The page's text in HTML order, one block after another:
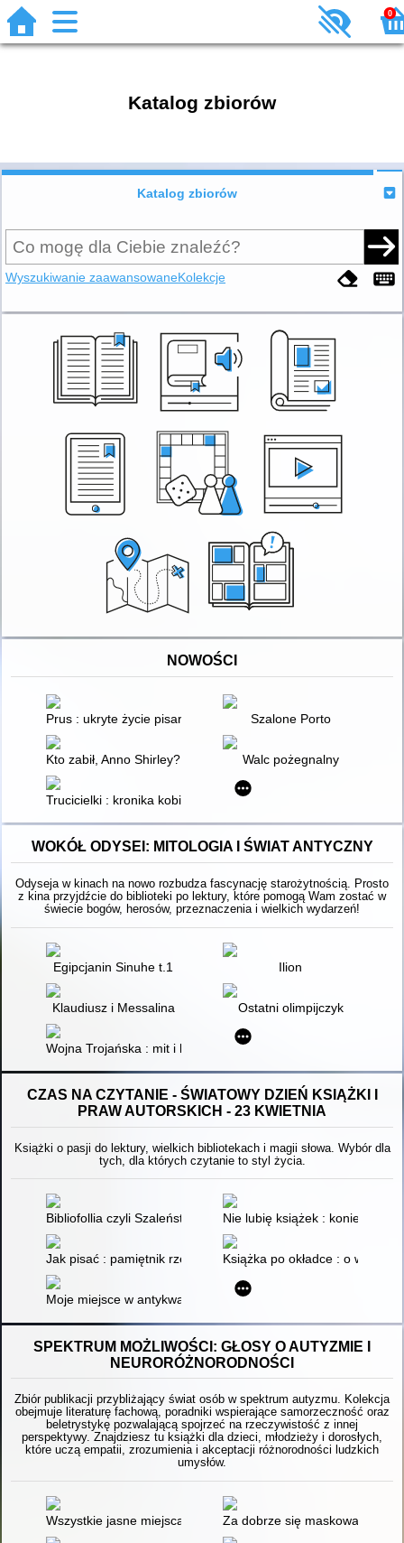
0
Katalog zbiorów
Katalog zbiorów
Wyszukiwanie zaawansowaneKolekcje
NOWOŚCI
Prus : ukryte życie pisarza Szalone Porto
Kto zabił, Anno Shirley? Walc pożegnalny
Trucicielki : kronika kobiecych zbrodni od antyku po
WOKÓŁ ODYSEI: MITOLOGIA I ŚWIAT ANTYCZNY
Odyseja w kinach na nowo rozbudza fascynację starożytnością. Prosto
z kina przyjdźcie do biblioteki po lektury, które pomogą Wam zostać w
świecie bogów, herosów, przeznaczenia i wielkich wydarzeń!
Egipcjanin Sinuhe t.1 Ilion
Klaudiusz i Messalina Ostatni olimpijczyk
Wojna Trojańska : mit i historia
CZAS NA CZYTANIE - ŚWIATOWY DZIEŃ KSIĄŻKI I
PRAW AUTORSKICH - 23 KWIETNIA
Książki o pasji do lektury, wielkich bibliotekach i magii słowa. Wybór dla
tych, dla których czytanie to styl życia.
Bibliofollia czyli Szaleństwo czytaniaNie lubię książek : koniec
Jak pisać : pamiętnik rzemieślnikaKsiążka po okładce : o
Moje miejsce w antykwariacie Morisaki
SPEKTRUM MOŻLIWOŚCI: GŁOSY O AUTYZMIE I
NEURORÓŻNORODNOŚCI
Zbiór publikacji przybliżający świat osób w spektrum autyzmu. Kolekcja
obejmuje literaturę fachową, poradniki wspierające samorzeczność oraz
beletrystykę pozwalającą spojrzeć na rzeczywistość z innej
perspektywy. Znajdziesz tu książki dla dzieci, młodzieży i dorosłych,
które uczą empatii, zrozumienia i akceptacji różnorodności ludzkich
umysłów.
Wszystkie jasne miejsca Za dobrze się maskowałam :